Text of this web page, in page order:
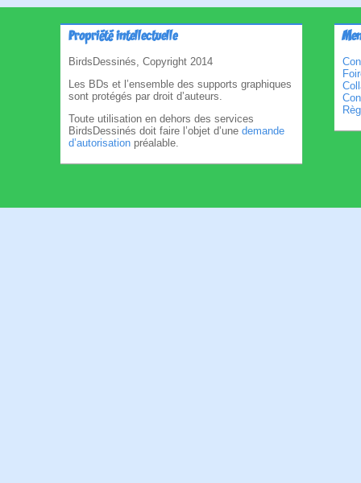
Propriété intellectuelle
BirdsDessinés, Copyright 2014
Les BDs et l’ensemble des supports graphiques
sont protégés par droit d’auteurs.
Toute utilisation en dehors des services
BirdsDessinés doit faire l’objet d’une demande
d’autorisation préalable.